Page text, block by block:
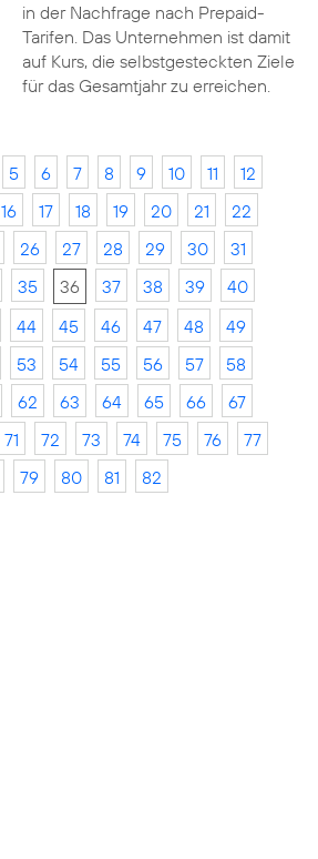
in der Nachfrage nach Prepaid-
Tarifen. Das Unternehmen ist damit
auf Kurs, die selbstgesteckten Ziele
für das Gesamtjahr zu erreichen.
5 6 7 8 9 10 11
12
16 17 18 19 20 21
22
26 27 28 29 30
31
35 36 37 38 39
40
44 45 46 47 48
49
53 54 55 56 57
58
62 63 64 65 66
67
71 72 73 74 75 76
77
79 80 81 82